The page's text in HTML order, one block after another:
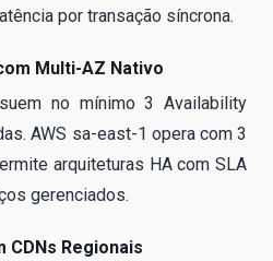
por transação síncrona.
Multi-AZ Nativo
no mínimo 3 Availability
AWS sa-east-1 opera com 3
arquiteturas HA com SLA
gerenciados.
CDNs Regionais